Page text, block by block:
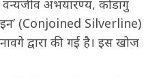
अभयारण्य, कोडागु
(Conjoined Silverline)
द्वारा की गई है। इस खोज